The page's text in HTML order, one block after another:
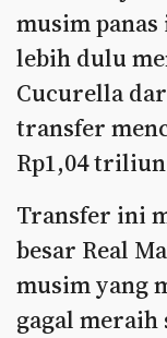
musim
lebih dulu
Cucurella
transfer
Rp1,04
Transfer ini
besar Real
musim yang
gagal